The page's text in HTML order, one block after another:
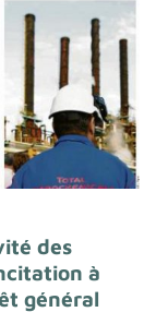
des
à
général